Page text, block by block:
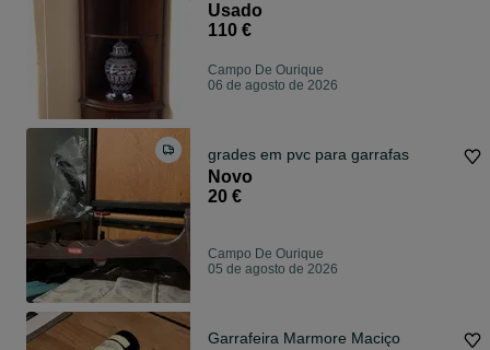
Usado
110 €
Campo De Ourique
06 de agosto de 2026
grades em pvc para garrafas
Novo
20 €
Campo De Ourique
05 de agosto de 2026
Garrafeira Marmore Maciço